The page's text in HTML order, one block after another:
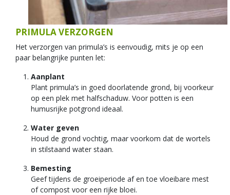
PRIMULA VERZORGEN
Het verzorgen van primula’s is eenvoudig, mits je op een
paar belangrijke punten let:
Aanplant
Plant primula’s in goed doorlatende grond, bij voorkeur
op een plek met halfschaduw. Voor potten is een
humusrijke potgrond ideaal.
Water geven
Houd de grond vochtig, maar voorkom dat de wortels
in stilstaand water staan.
Bemesting
Geef tijdens de groeiperiode af en toe vloeibare mest
of compost voor een rijke bloei.